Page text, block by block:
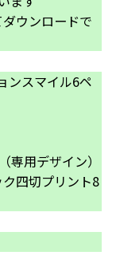
ウンロードで
ンスマイル6ペ
用デザイン）
リント8